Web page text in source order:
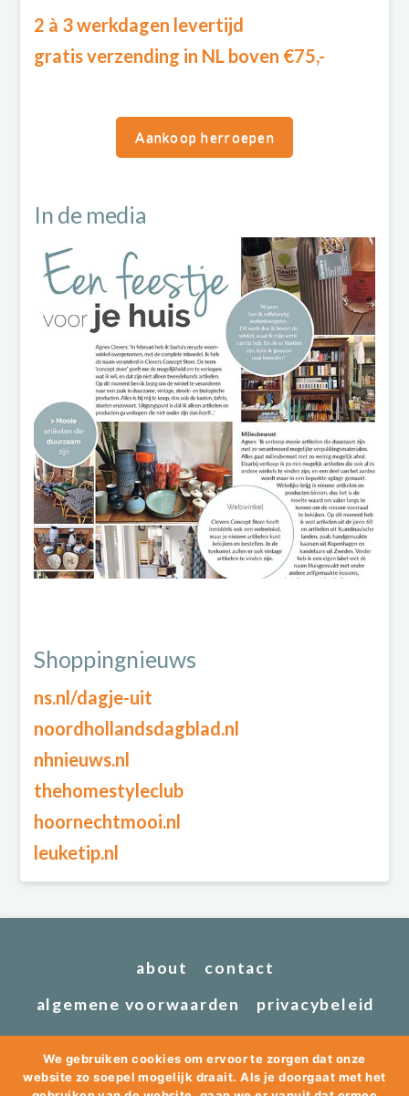
2 à 3 werkdagen levertijd
gratis verzending in NL boven €75,-
Aankoop herroepen
In de media
Shoppingnieuws
ns.nl/dagje-uit
noordhollandsdagblad.nl
nhnieuws.nl
thehomestyleclub
hoornechtmooi.nl
leuketip.nl
about
contact
algemene voorwaarden
privacybeleid
We gebruiken cookies om ervoor te zorgen dat onze
website zo soepel mogelijk draait. Als je doorgaat met het